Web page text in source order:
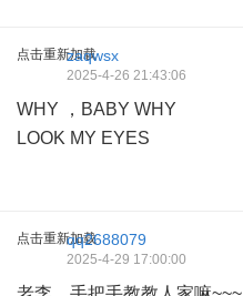
点击重新加载
zaqwsx
2025-4-26 21:43:06
WHY ，BABY WHY
LOOK MY EYES
点击重新加载qq2688079
2025-4-29 17:00:00